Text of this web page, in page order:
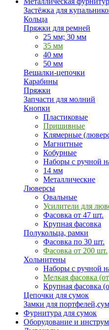
Застёжка для
Кольца
Пряжки для ремней
25 мм; 30 мм
35 мм
40 мм
50 мм
Вешалки-цепочки
Карабины
Пряжки
Запчасти для молний
Кнопки
Пластиковые
Пришивные
Клямерные
Магнитные
Кобурные
Наборы с ручной
14 мм
Металлические
Люверсы
Овальные
Усилители для
Фасовка от 47 шт.
Крупная фасовка
Полукольца, рамки
Фасовка по 30 шт.
Фасовка от 200 шт.
Хольнитены
Наборы с ручной
Мелкая фасовка
Крупная фасовка
Цепочки для сумок
Замки для
Фурнитура для сумок
Оборудование и